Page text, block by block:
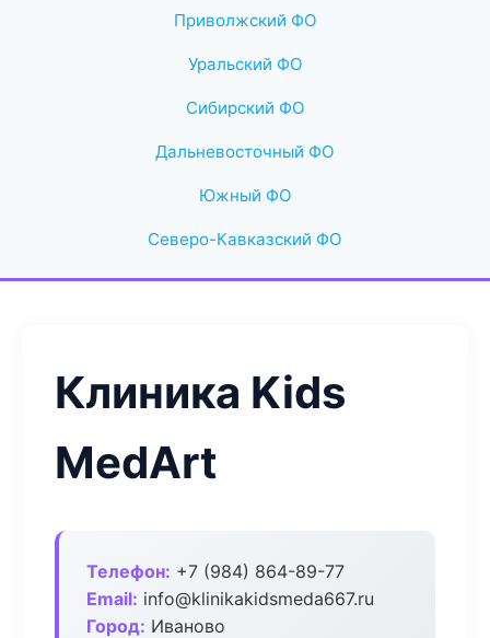
Приволжский ФО
Уральский ФО
Сибирский ФО
Дальневосточный ФО
Южный ФО
Северо-Кавказский ФО
Клиника Kids
MedArt
Телефон: +7 (984) 864-89-77
Email: info@klinikakidsmeda667.ru
Город: Иваново